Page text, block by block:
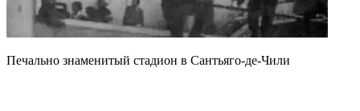
Печально знаменитый стадион в Сантьяго-де-Чили